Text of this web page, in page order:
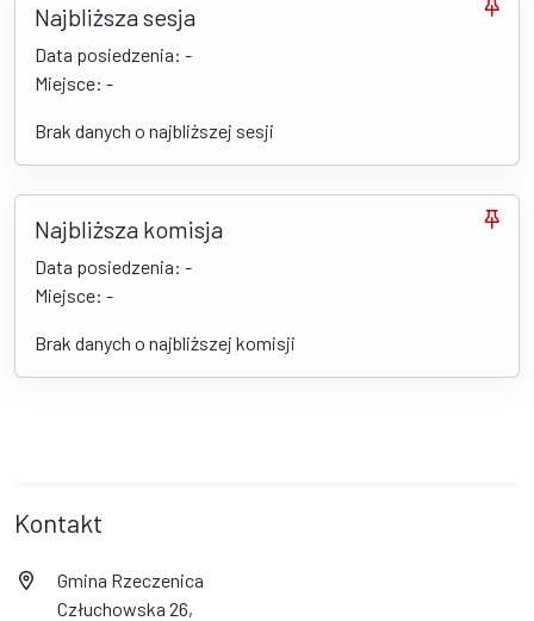
Najbliższa sesja
Data posiedzenia: -
Miejsce: -
Brak danych o najbliższej sesji
Najbliższa komisja
Data posiedzenia: -
Miejsce: -
Brak danych o najbliższej komisji
Kontakt
Gmina Rzeczenica
Człuchowska 26,